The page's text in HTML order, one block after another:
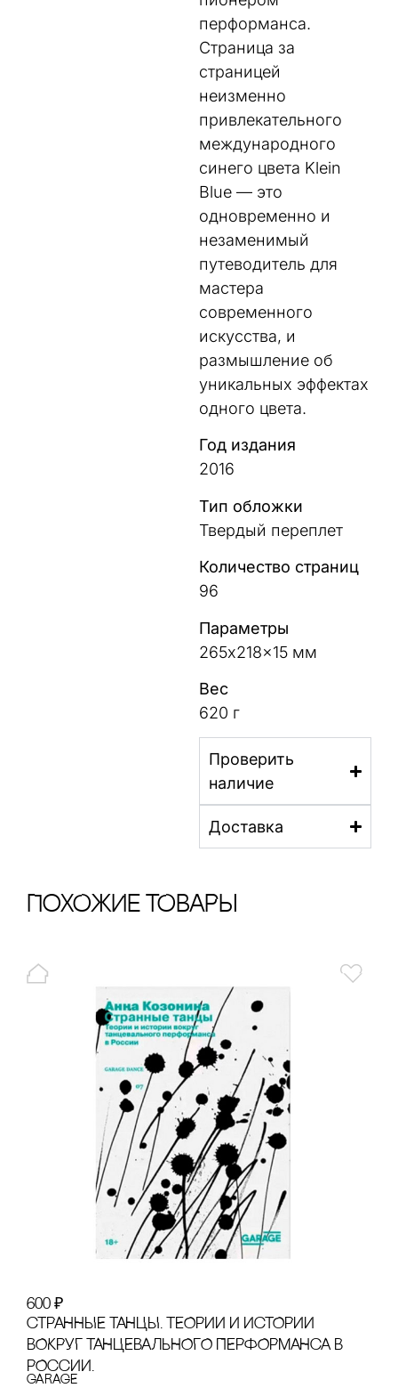
перформанса.
Страница за
страницей
неизменно
привлекательного
международного
синего цвета Klein
Blue — это
одновременно и
незаменимый
путеводитель для
мастера
современного
искусства, и
размышление об
уникальных эффектах
одного цвета.
Год издания
2016
Тип обложки
Твердый переплет
Количество страниц
96
Параметры
265x218x15 мм
Вес
620 г
Проверить
наличие
Доставка
ПохОжИе тОваРы
600 ₽
сТРАННЫЕ ТАНЦЫ. ТЕОРИИ И ИсТОРИИ
ВОКРУГ ТАНЦЕВАЛЬНОГО ПЕРФОРМАНсА В
РОссИИ.
GARAGE